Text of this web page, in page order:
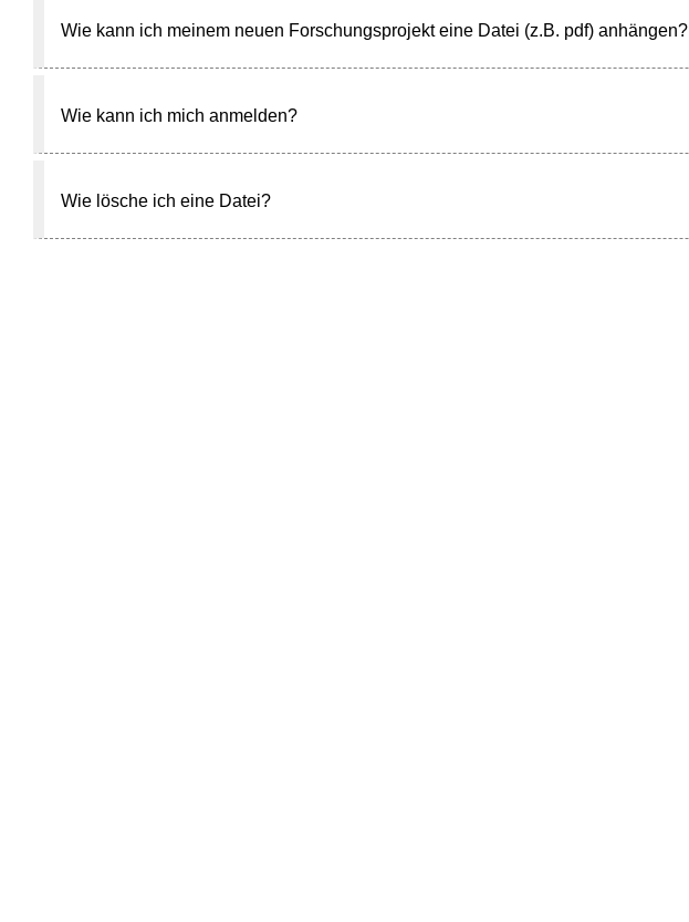
Wie kann ich meinem neuen Forschungsprojekt eine Datei (z.B. pdf) anhängen?
Wie kann ich mich anmelden?
Wie lösche ich eine Datei?